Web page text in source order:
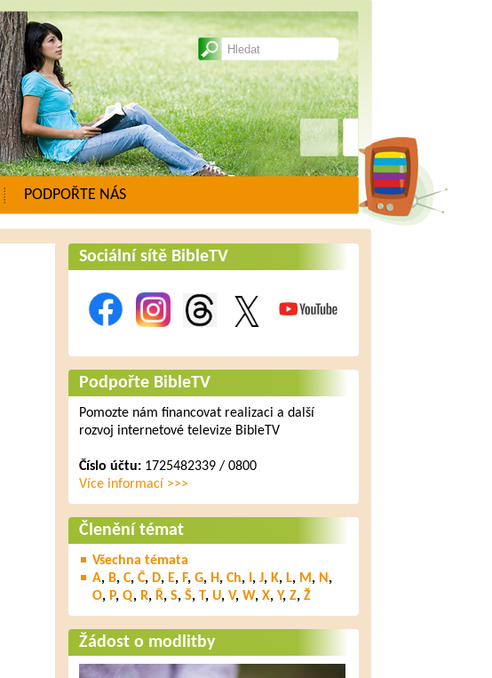
PODPOŘTE NÁS
Sociální sítě BibleTV
Podpořte BibleTV
Pomozte nám financovat realizaci a další
rozvoj internetové televize BibleTV
Číslo účtu:1725482339 / 0800
Více informací >>>
Členění témat
Všechna témata
A, B, C, Č, D, E, F, G, H, Ch, , J, K, L, M, N ,
O, P, Q, R, Ř, S, Š, T, U, V, W, X, Y, Z, Ž
Žádost o modlitby